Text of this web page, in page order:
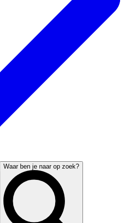
Waar ben je naar op zoek?